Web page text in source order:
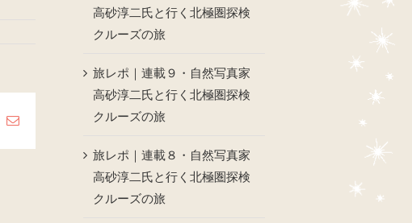
Email
高砂淳二氏と行く北極圏探検
クルーズの旅
旅レポ｜連載９・自然写真家
高砂淳二氏と行く北極圏探検
クルーズの旅
旅レポ｜連載８・自然写真家
高砂淳二氏と行く北極圏探検
クルーズの旅